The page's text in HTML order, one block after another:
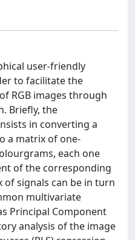
user-friendly
to facilitate the
RGB images through
Briefly, the
in converting a
a matrix of one-
each one
of the corresponding
of signals can be in turn
multivariate
Principal Component
analysis of the image